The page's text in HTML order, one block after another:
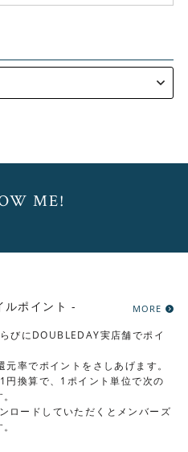
ME!
ルポイント - MORE
びにDOUBLEDAY実店舗でポイ
率でポイントをさしあげます。
換算で、1ポイント単位で次の
ロードしていただくとメンバーズ